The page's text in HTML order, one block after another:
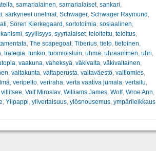
samarialainen samarialaiset, sankari
särkyneet unelmat, Schwager, Schwager Raymund
Sören Kierkegaard sortotoimia sosiaalinen
syyllisyys, syyrialaiset, teloitettu teloitus,
The scapegoat, Tiberius, tieto, tietoinen
trategia tunkio, tuomioistuin uhma uhraaminen uhri
vaakuna väheksyä väkivalta väkivaltainen
valtakunta valtaperusta valtaväestö, valtiomies,
veripelto, veriraha verta vaativa jumala vertailu
villitsee Volf Miroslav, Williams James, Wolf, Wroe Ann
Ylipappi ylivertaisuus, ylösnousemus, ympärileikkaus,